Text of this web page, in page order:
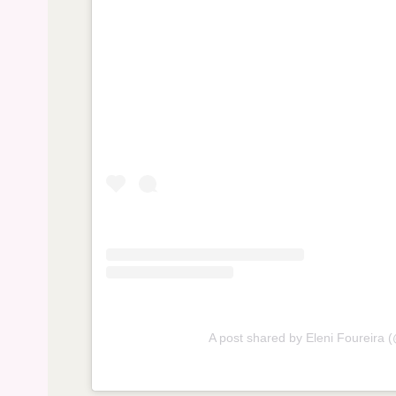
A post shared by Eleni Foureira